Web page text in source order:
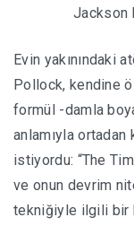
Jackson
Evin yakınındaki
Pollock, kendine
formül -damla
anlamıyla ortadan
istiyordu: “The
ve onun devrim
tekniğiyle ilgili bir